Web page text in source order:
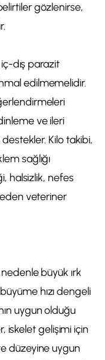
gözlenirse,
iç-dış parazit
edilmemelidir.
ve ileri
destekler. Kilo takibi,
sağlığı
halsizlik, nefes
veteriner
büyük ırk
hızı dengeli
uygun olduğu
iskelet gelişimi için
düzeyine uygun